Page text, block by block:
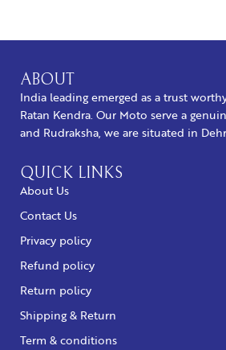
ABOUT
India leading emerged as a trust
Ratan Kendra. Our Moto serve a
and Rudraksha, we are situated in
QUICK LINKS
About Us
Contact Us
Privacy policy
Refund policy
Return policy
Shipping & Return
Term & conditions